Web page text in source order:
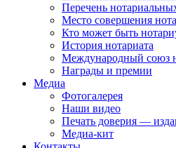
Перечень
Место совершения
Кто может быть
История нотариата
Международный союз
Награды и премии
Медиа
Фотогалерея
Наши видео
Печать доверия —
Медиа-кит